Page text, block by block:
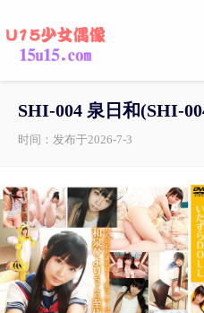
SHI-004 泉日和(SHI-
时间：发布于2026-7-3